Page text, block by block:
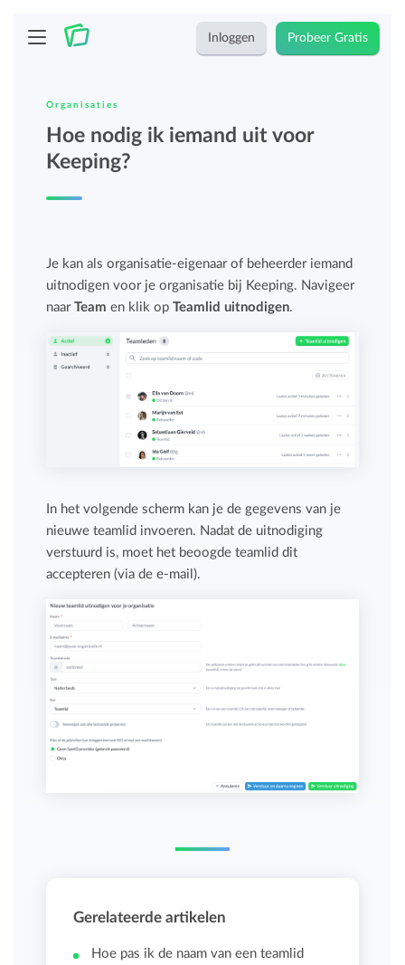
Inloggen Probeer Gratis
Organisaties
Hoe nodig ik iemand uit voor
Keeping?
Je kan als organisatie-eigenaar of beheerder iemand
uitnodigen voor je organisatie bij Keeping. Navigeer
naarTeam en klik opTeamlid uitnodigen.
In het volgende scherm kan je de gegevens van je
nieuwe teamlid invoeren. Nadat de uitnodiging
verstuurd is, moet het beoogde teamlid dit
accepteren (via de e-mail).
Gerelateerde artikelen
Hoe pas ik de naam van een teamlid